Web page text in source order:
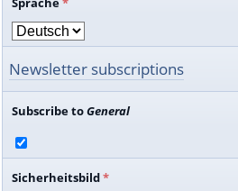
Newsletter subscriptions
Subscribe toGeneral
Sicherheitsbild*